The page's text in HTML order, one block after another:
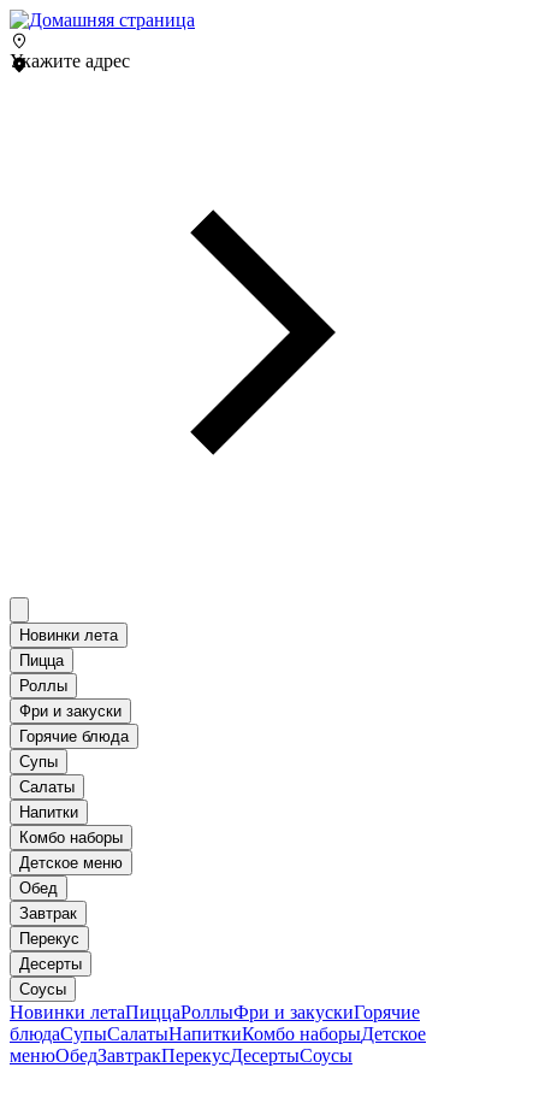
Укажите адрес
Новинки лета
Пицца
Роллы
Фри и закуски
Горячие блюда
Супы
Салаты
Напитки
Комбо наборы
Детское меню
Обед
Завтрак
Перекус
Десерты
Соусы
Новинки летаПиццаРоллыФри и закускиГорячие
блюдаСупыСалатыНапиткиКомбо наборыДетское
менюОбедЗавтракПерекусДесертыСоусы